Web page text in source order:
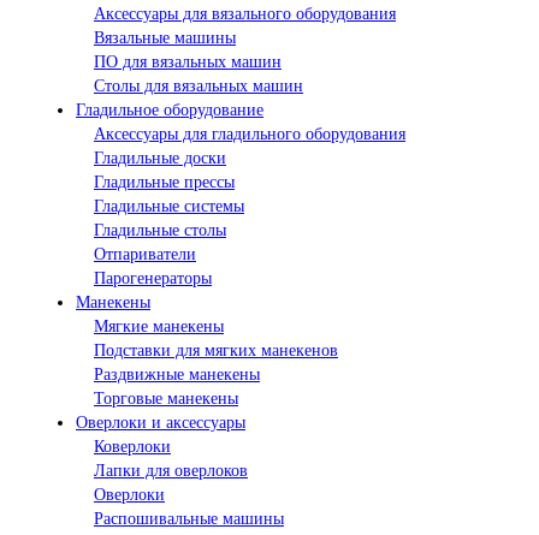
Аксессуары для вязального оборудования
Вязальные машины
ПО для вязальных машин
Столы для вязальных машин
Гладильное оборудование
Аксессуары для гладильного оборудования
Гладильные доски
Гладильные прессы
Гладильные системы
Гладильные столы
Отпариватели
Парогенераторы
Манекены
Мягкие манекены
Подставки для мягких манекенов
Раздвижные манекены
Торговые манекены
Оверлоки и аксессуары
Коверлоки
Лапки для оверлоков
Оверлоки
Распошивальные машины